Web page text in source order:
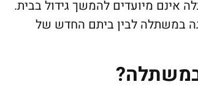
מיועדים להמשך גידול בבית.
במשתלה לבין ביתם החדש של